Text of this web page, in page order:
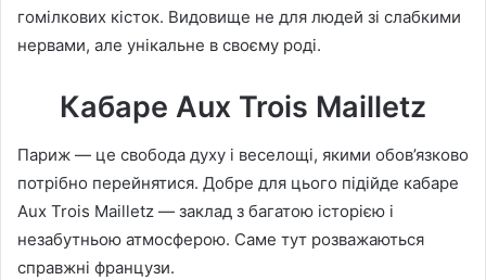
гомілкових кісток. Видовище не для людей зі слабкими
нервами, але унікальне в своєму роді.
Кабаре Aux Trois Mailletz
Париж — це свобода духу і веселощі, якими обов’язково
потрібно перейнятися. Добре для цього підійде кабаре
Aux Trois Mailletz — заклад з багатою історією і
незабутньою атмосферою. Саме тут розважаються
справжні французи.